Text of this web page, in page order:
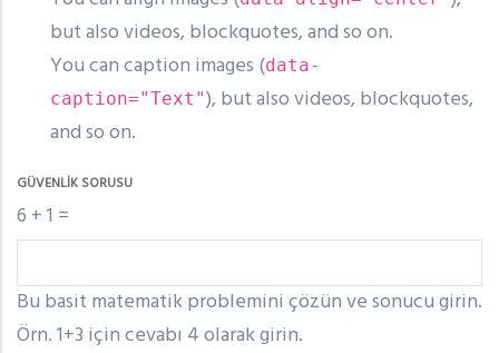
but also videos, blockquotes, and so on.
You can caption images (data-
caption="Text"), but also videos, blockquotes,
and so on.
GÜVENLIK SORUSU
6 + 1 =
Bu basit matematik problemini çözün ve sonucu girin.
Örn. 1+3 için cevabı 4 olarak girin.